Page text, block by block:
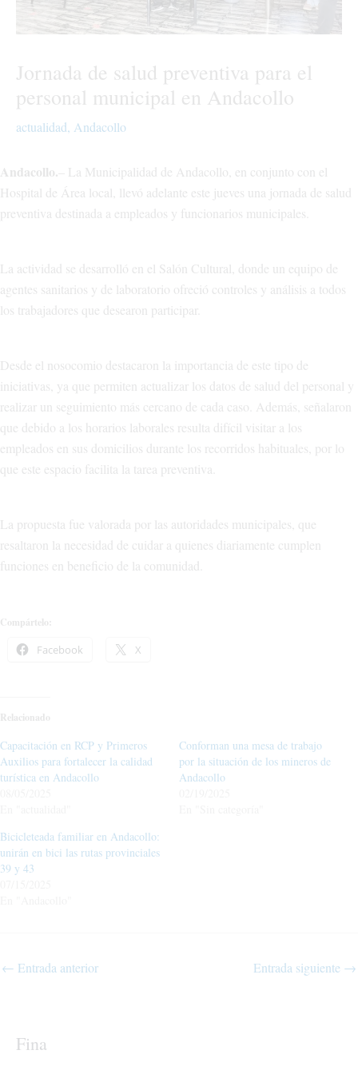
Jornada de salud preventiva para el
personal municipal en Andacollo
actualidad, Andacollo
Andacollo. – La Municipalidad de Andacollo, en conjunto con el
Hospital de Área local, llevó adelante este jueves una jornada de salud
preventiva destinada a empleados y funcionarios municipales.
La actividad se desarrolló en el Salón Cultural, donde un equipo de
agentes sanitarios y de laboratorio ofreció controles y análisis a todos
los trabajadores que desearon participar.
Desde el nosocomio destacaron la importancia de este tipo de
iniciativas, ya que permiten actualizar los datos de salud del personal y
realizar un seguimiento más cercano de cada caso. Además, señalaron
que debido a los horarios laborales resulta difícil visitar a los
empleados en sus domicilios durante los recorridos habituales, por lo
que este espacio facilita la tarea preventiva.
La propuesta fue valorada por las autoridades municipales, que
resaltaron la necesidad de cuidar a quienes diariamente cumplen
funciones en beneficio de la comunidad.
Compártelo:
Facebook X
Relacionado
Capacitación en RCP y Primeros
Auxilios para fortalecer la calidad
turística en Andacollo
Conforman una mesa de trabajo
por la situación de los mineros de
Andacollo
Bicicleteada familiar en Andacollo:
unirán en bici las rutas provinciales
39 y 43
← Entrada anterior Entrada siguiente →
Fina